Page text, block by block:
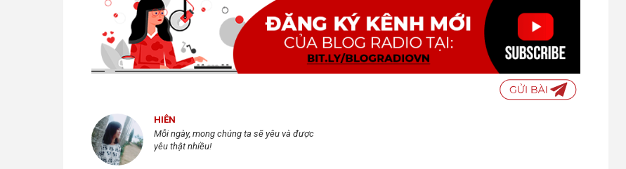
HIÊN
Mỗi ngày, mong chúng ta sẽ yêu và được
yêu thật nhiều!